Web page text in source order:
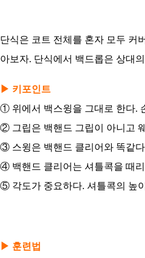
단식은 코트 전체를 혼자 모두 커
아보자. 단식에서 백드롭은 상대
▶ 키포인트
① 위에서 백스윙을 그대로 한다.
② 그립은 백핸드 그립이 아니고
③ 스윙은 백핸드 클리어와 똑같
④ 백핸드 클리어는 셔틀콕을 때
⑤ 각도가 중요하다. 셔틀콕의 높
▶ 훈련법